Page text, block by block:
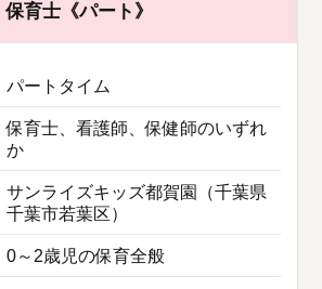
保育士《パート》
パートタイム
保育士、看護師、保健師のいずれ
か
サンライズキッズ都賀園（千葉県
千葉市若葉区）
0～2歳児の保育全般